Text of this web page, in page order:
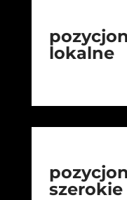
lokalne
szerokie